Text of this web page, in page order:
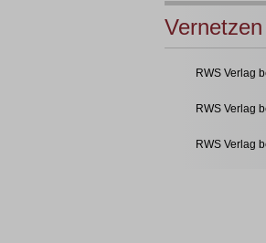
RWS Verlag
RWS Verlag
RWS Verlag